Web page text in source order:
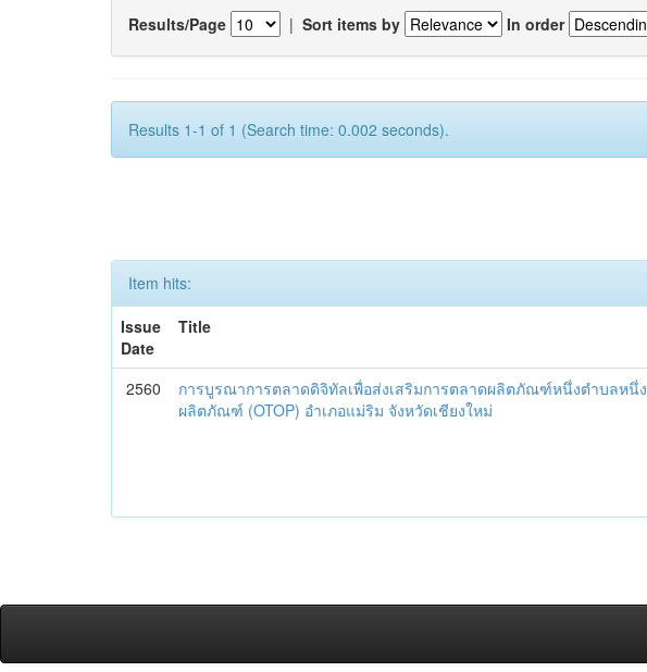
Results/Page | Sort items by In order
Results 1-1 of 1 (Search time: 0.002 seconds).
Item hits:
Issue
Date
Title
2560
การบูรณาการตลาดดิจิทัลเพื่อส่งเสริมการตลาดผลิตภัณฑ์หนึ่งตำบลหนึ่ง
ผลิตภัณฑ์ (OTOP) อำเภอแม่ริม จังหวัดเชียงใหม่